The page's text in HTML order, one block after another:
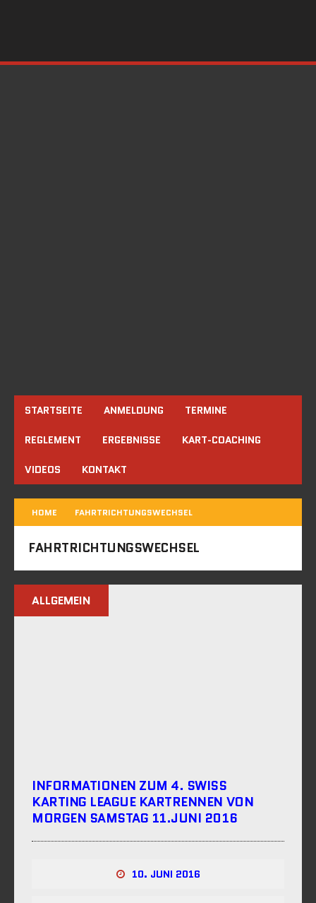
STARTSEITE ANMELDUNG TERMINE
REGLEMENT ERGEBNISSE KART-COACHING
VIDEOS KONTAKT
HOME FAHRTRICHTUNGSWECHSEL
FAHRTRICHTUNGSWECHSEL
ALLGEMEIN
INFORMATIONEN ZUM 4. SWISS
KARTING LEAGUE KARTRENNEN VON
MORGEN SAMSTAG 11.JUNI 2016
10. JUNI 2016